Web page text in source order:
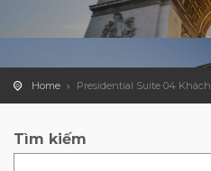
Home Presidential Suite 04 Khách
Tìm kiếm